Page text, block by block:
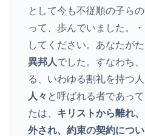
として今も不従順の子ら
って、歩んでいました。
してください。あなたが
異邦人でした。すなわち
る、いわゆる割礼を持つ人
人々 と呼ばれる者であっ
たは、 キリストから離れ
外され、約束の契約につ